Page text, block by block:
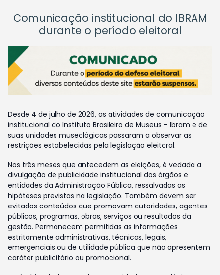
Comunicação institucional do IBRAM
durante o período eleitoral
Desde 4 de julho de 2026, as atividades de comunicação
institucional do Instituto Brasileiro de Museus – Ibram e de
suas unidades museológicas passaram a observar as
restrições estabelecidas pela legislação eleitoral.
Nos três meses que antecedem as eleições, é vedada a
divulgação de publicidade institucional dos órgãos e
entidades da Administração Pública, ressalvadas as
hipóteses previstas na legislação. Também devem ser
evitados conteúdos que promovam autoridades, agentes
públicos, programas, obras, serviços ou resultados da
gestão. Permanecem permitidas as informações
estritamente administrativas, técnicas, legais,
emergenciais ou de utilidade pública que não apresentem
caráter publicitário ou promocional.